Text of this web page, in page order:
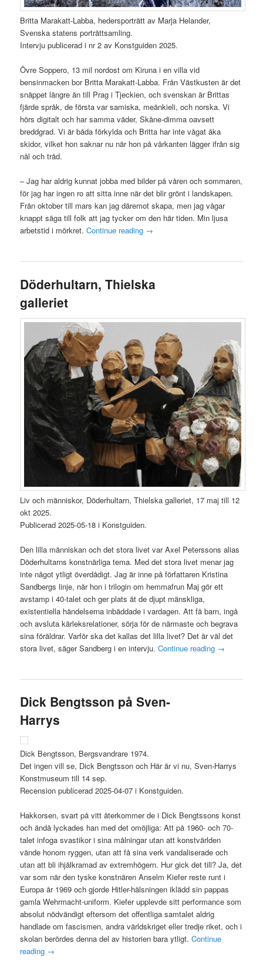
Britta Marakatt-Labba, hedersporträtt av Marja Helander,
Svenska statens porträttsamling.
Intervju publicerad i nr 2 av Konstguiden 2025.
Övre Soppero, 13 mil nordost om Kiruna i en villa vid
bensinmacken bor Britta Marakatt-Labba. Från Västkusten är det
snäppet längre än till Prag i Tjeckien, och svenskan är Brittas
fjärde språk, de första var samiska, meänkieli, och norska. Vi
hörs digitalt och har samma väder, Skåne-dimma oavsett
breddgrad. Vi är båda förkylda och Britta har inte vågat åka
skidor, vilket hon saknar nu när hon på vårkanten lägger ifrån sig
nål och tråd.
– Jag har aldrig kunnat jobba med bilder på våren och sommaren,
för jag har ingen ro att sitta inne när det blir grönt i landskapen.
Från oktober till mars kan jag däremot skapa, men jag vågar
knappt säga till folk att jag tycker om den här tiden. Min ljusa
arbetstid i mörkret.Continue reading →
Döderhultarn, Thielska
galleriet
Liv och människor, Döderhultarn, Thielska galleriet, 17 maj till 12
okt 2025.
Publicerad 2025-05-18 i Konstguiden.
Den lilla människan och det stora livet var Axel Peterssons alias
Döderhultarns konstnärliga tema. Med det stora livet menar jag
inte något ytligt överdådigt. Jag är inne på författaren Kristina
Sandbergs linje, när hon i trilogin om hemmafrun Maj gör ett
avstamp i 40-talet och ger plats åt de djupt mänskliga,
existentiella händelserna inbäddade i vardagen. Att få barn, ingå
och avsluta kärleksrelationer, sörja för de närmaste och begrava
sina föräldrar. Varför ska det kallas det lilla livet? Det är väl det
stora livet, säger Sandberg i en intervju.Continue reading →
Dick Bengtsson på Sven-
Harrys
Dick Bengtsson, Bergsvandrare 1974.
Det ingen vill se, Dick Bengtsson och Här är vi nu, Sven-Harrys
Konstmuseum till 14 sep.
Recension publicerad 2025-04-07 i Konstguiden.
Hakkorsen, svart på vitt återkommer de i Dick Bengtssons konst
och ändå lyckades han med det omöjliga: Att på 1960- och 70-
talet infoga svastikor i sina målningar utan att konstvärlden
vände honom ryggen, utan att få sina verk vandaliserade och
utan att bli ihjälkramad av extremhögern. Hur gick det till? Ja, det
var som när den tyske konstnären Anselm Kiefer reste runt i
Europa år 1969 och gjorde Hitler-hälsningen iklädd sin pappas
gamla Wehrmacht-uniform. Kiefer upplevde sitt performance som
absolut nödvändigt eftersom det offentliga samtalet aldrig
handlade om fascismen, andra världskriget eller tredje riket, och i
skolan berördes denna del av historien bara ytligt.Continue
reading →